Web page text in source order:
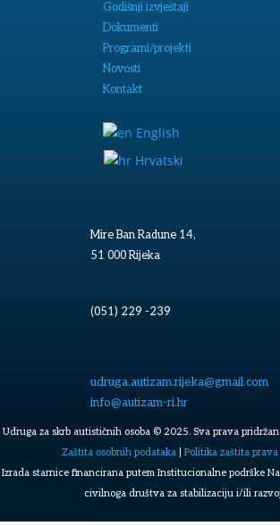
Godišnji izvještaji
Dokumenti
Programi/projekti
Novosti
Kontakt
English
Hrvatski
Mire Ban Radune 14,
51 000 Rijeka
(051) 229 -239
udruga.autizam.rijeka@gmail.com
info@autizam-ri.hr
Udruga za skrb autističnih osoba © 2025. Sva prava
Zaštita osobnih podataka
Politika zaštita
Izrada starnice financirana putem Institucionalne podrške
civilnoga društva za stabilizaciju i/ili